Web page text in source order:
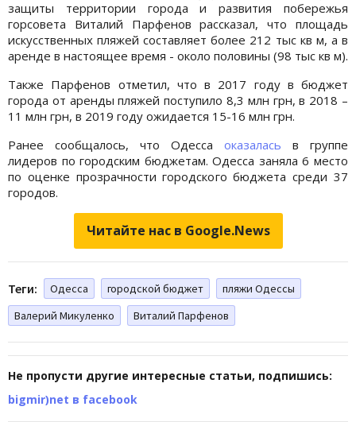
защиты территории города и развития побережья
горсовета Виталий Парфенов рассказал, что площадь
искусственных пляжей составляет более 212 тыс кв м, а в
аренде в настоящее время - около половины (98 тыс кв м).
Также Парфенов отметил, что в 2017 году в бюджет
города от аренды пляжей поступило 8,3 млн грн, в 2018 –
11 млн грн, в 2019 году ожидается 15-16 млн грн.
Ранее сообщалось, что Одесса оказалась в группе
лидеров по городским бюджетам. Одесса заняла 6 место
по оценке прозрачности городского бюджета среди 37
городов.
Читайте нас в Google.News
Теги: Одесса городской бюджет
пляжи Одессы
Валерий Микуленко
Виталий Парфенов
Не пропусти другие интересные статьи, подпишись:
bigmir)net в facebook